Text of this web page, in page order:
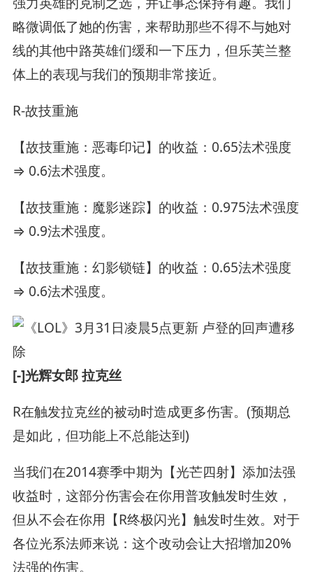
略微调低了她的伤害，来帮助那些不得不与她对
线的其他中路英雄们缓和一下压力，但乐芙兰整
体上的表现与我们的预期非常接近。
R-故技重施
【故技重施：恶毒印记】的收益：0.65法术强度
⇒ 0.6法术强度。
【故技重施：魔影迷踪】的收益：0.975法术强度
⇒ 0.9法术强度。
【故技重施：幻影锁链】的收益：0.65法术强度
⇒ 0.6法术强度。
[-]光辉女郎 拉克丝
R在触发拉克丝的被动时造成更多伤害。(预期总
是如此，但功能上不总能达到)
当我们在2014赛季中期为【光芒四射】添加法强
收益时，这部分伤害会在你用普攻触发时生效，
但从不会在你用【R终极闪光】触发时生效。对于
各位光系法师来说：这个改动会让大招增加20%
法强的伤害。